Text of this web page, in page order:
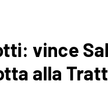
vince
alla